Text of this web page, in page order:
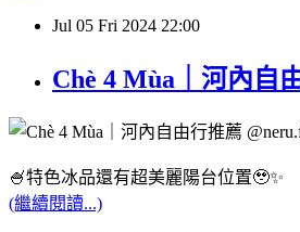
Jul 05 Fri 2024 22:00
Chè 4 Mùa｜河內自
🍧特色冰品還有超美麗陽台位置🥹✨
(繼續閱讀...)